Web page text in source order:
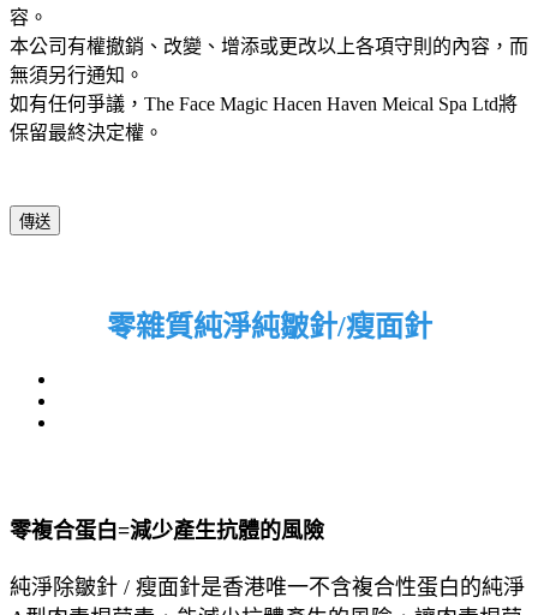
容。
本公司有權撤銷、改變、增添或更改以上各項守則的內容，而
無須另行通知。
如有任何爭議，The Face Magic Hacen Haven Meical Spa Ltd將
保留最終決定權。
零雜質純淨純皺針/瘦面針
零複合蛋白=減少產生抗體的風險
純淨除皺針 / 瘦面針是香港唯一不含複合性蛋白的純淨